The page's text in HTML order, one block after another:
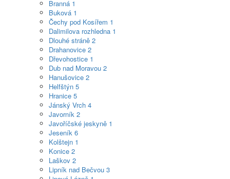
Branná 1
Buková 1
Čechy pod Kosířem 1
Dalimilova rozhledna 1
Dlouhé stráně 2
Drahanovice 2
Dřevohostice 1
Dub nad Moravou 2
Hanušovice 2
Helfštýn 5
Hranice 5
Jánský Vrch 4
Javorník 2
Javoříčské jeskyně 1
Jeseník 6
Kolštejn 1
Konice 2
Laškov 2
Lipník nad Bečvou 3